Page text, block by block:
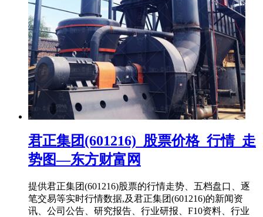
君正集团(601216)_股票价格_行情_走
势图—东方财富网
提供君正集团(601216)股票的行情走势、五档盘口、逐
笔交易等实时行情数据,及君正集团(601216)的新闻资
讯、公司公告、研究报告、行业研报、F10资料、行业